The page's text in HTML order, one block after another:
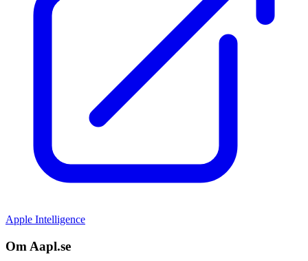
Apple Intelligence
Om Aapl.se